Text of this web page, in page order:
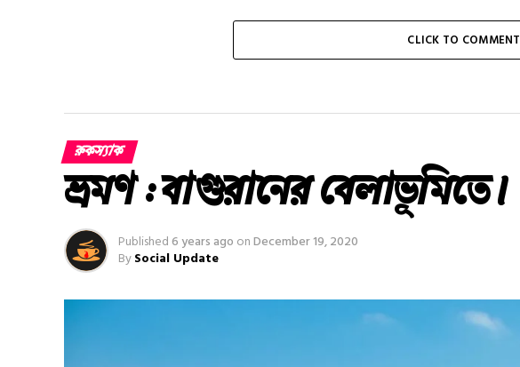
CLICK TO COMMENT
রুকস্যাক
ভ্রমণ : বাগুরানের বেলাভূমিতে।
Published6 years ago onDecember 19, 2020
BySocial Update